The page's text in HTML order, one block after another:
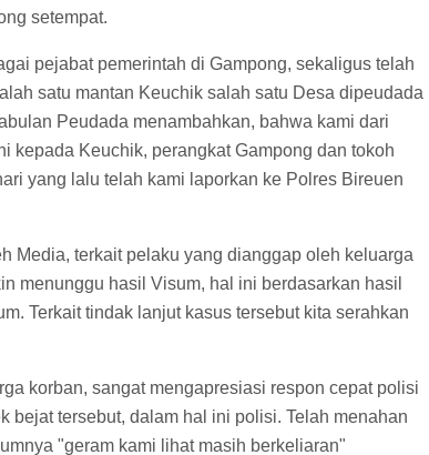
setempat.
pejabat pemerintah di Gampong, sekaligus telah
satu mantan Keuchik salah satu Desa dipeudada
Peudada menambahkan, bahwa kami dari
kepada Keuchik, perangkat Gampong dan tokoh
yang lalu telah kami laporkan ke Polres Bireuen
Media, terkait pelaku yang dianggap oleh keluarga
menunggu hasil Visum, hal ini berdasarkan hasil
Terkait tindak lanjut kasus tersebut kita serahkan
korban, sangat mengapresiasi respon cepat polisi
bejat tersebut, dalam hal ini polisi. Telah menahan
"geram kami lihat masih berkeliaran"